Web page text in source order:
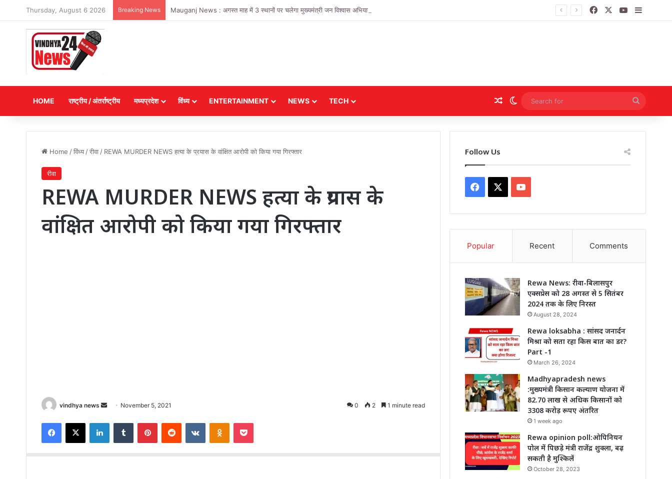
Thursday, August 6 2026 Breaking News Mauganj News : अगस्त माह में 3 स्थानों पर चलेगा मुख्यमंत्री जन विश्वास अभियान FacebookYouTubeSidebar
HOME राष्ट्रीय / अंतर्राष्ट्रीय मध्यप्रदेश विंध्य ENTERTAINMENT NEWS TECH Random Article
Switch skin
for
Home /विंध्य /रीवा / REWA MURDER NEWS हत्या के प्रयास के वांक्षित आरोपी को किया गया गिरफ्तार
रीवा
REWA MURDER NEWS हत्या के प्रयास के
वांक्षित आरोपी को किया गया गिरफ्तार
vindhya news
Send November 5, 2021 0 2 1 minute read
Facebook
X LinkedInTumblr PinterestReddit VKontakteOdnoklassniki
Pocket
Follow Us
Facebook YouTube
Popular Recent Comments
Rewa News: रीवा-बिलासपुर
एक्सप्रेस को 28 अगस्त से 5 सितंबर
2024 तक के लिए निरस्त
August 28, 2024
Rewa loksabha : सांसद जनार्दन
मिश्रा को सता रहा किस बात का डर?
Part -1
March 26, 2024
Madhyapradesh news
:मुख्यमंत्री किसान कल्याण योजना में
82.70 लाख से अधिक किसानों को
3308 करोड़ रूपए अंतरित
1 week ago
Rewa opinion poll:ओपिनियन
पोल में पिछड़े मंत्री राजेंद्र शुक्ला, बढ़
सकती है मुश्किलें
October 28, 2023